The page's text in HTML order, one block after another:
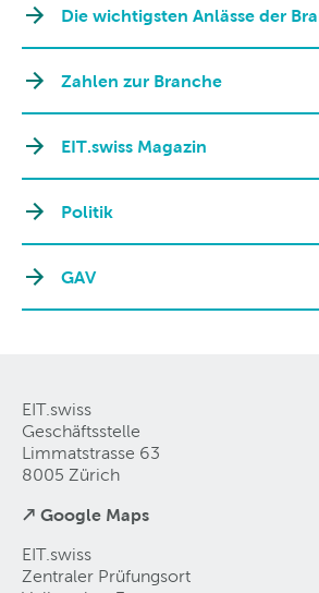
Die wichtigsten Anlässe der
Zahlen zur Branche
EIT.swiss Magazin
Politik
GAV
EIT.swiss
Geschäftsstelle
Limmatstrasse 63
8005 Zürich
↗ Google Maps
EIT.swiss
Zentraler Prüfungsort